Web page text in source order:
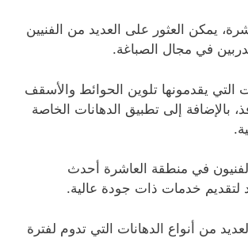
يمكن العثور على العديد من الفنيين
في مجال الصباغة.
يقدمونها تلوين الحوائط والأسقف
بالإضافة إلى تطبيق الدهانات الخاصة
في منطقة العاشرة أحدث
لتقديم خدمات ذات جودة عالية.
من أنواع الدهانات التي تدوم لفترة